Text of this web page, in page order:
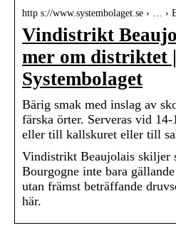
http s://www.systembolaget.se › … ›
Vindistrikt
mer om distriktet |
Systembolaget
Bärig smak med inslag av
färska örter. Serveras vid
eller till kallskuret eller till
Vindistrikt Beaujolais skiljer
Bourgogne inte bara
utan främst beträffande
här.